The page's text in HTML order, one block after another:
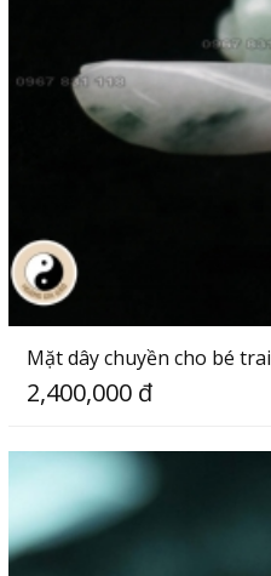
Mặt dây chuyền cho bé trai
2,400,000 đ